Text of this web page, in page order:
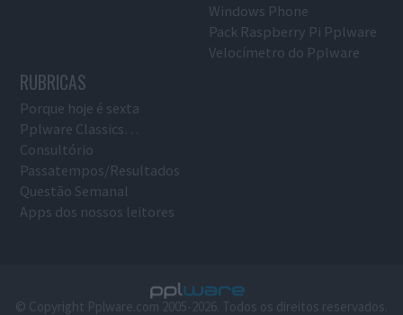
Windows Phone
Pack Raspberry Pi Pplware
Velocímetro do Pplware
RUBRICAS
Porque hoje é sexta
Pplware Classics…
Consultório
Passatempos/Resultados
Questão Semanal
Apps dos nossos leitores
© Copyright Pplware.com 2005-2026. Todos os direitos reservados.